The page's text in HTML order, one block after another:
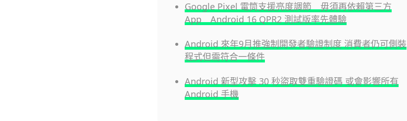
Google Pixel 電筒支援亮度調節 毋須再依賴第三方
App Android 16 QPR2 測試版率先體驗
Android 來年9月推強制開發者驗證制度 消費者仍可側裝
程式但需符合一條件
Android 新型攻擊 30 秒盜取雙重驗證碼 或會影響所有
Android 手機